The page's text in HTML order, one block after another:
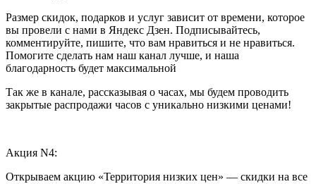
Размер скидок, подарков и услуг зависит от времени, которое
вы провели с нами в Яндекс Дзен. Подписывайтесь,
комментируйте, пишите, что вам нравиться и не нравиться.
Помогите сделать нам наш канал лучше, и наша
благодарность будет максимальной
Так же в канале, рассказывая о часах, мы будем проводить
закрытые распродажи часов с уникально низкими ценами!
Акция N4:
Открываем акцию «Территория низких цен» — скидки на все